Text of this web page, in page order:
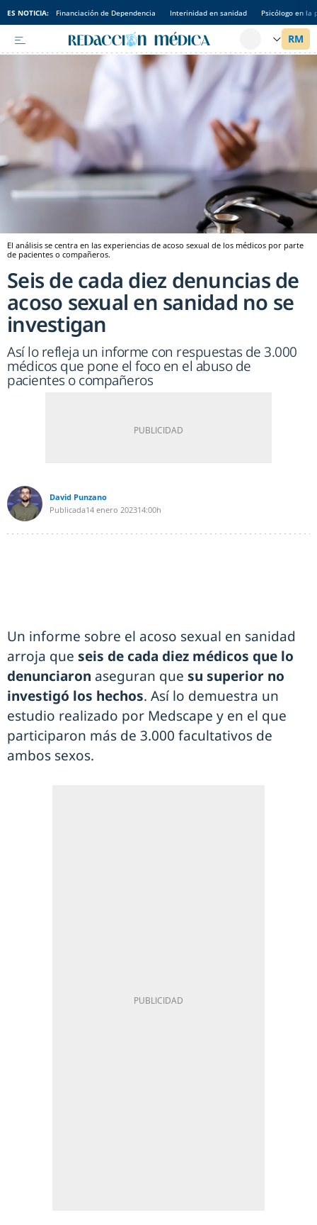
ES NOTICIA: Financiación de Dependencia Interinidad en sanidad Psicólogo en la
El análisis se centra en las experiencias de acoso sexual de los médicos por parte
de pacientes o compañeros.
Seis de cada diez denuncias de
acoso sexual en sanidad no se
investigan
Así lo refleja un informe con respuestas de 3.000
médicos que pone el foco en el abuso de
pacientes o compañeros
David Punzano
Publicada14 enero 202314:00h
Un informe sobre el acoso sexual en sanidad
arroja que seis de cada diez médicos que lo
denunciaron aseguran que su superior no
investigó los hechos. Así lo demuestra un
estudio realizado por Medscape y en el que
participaron más de 3.000 facultativos de
ambos sexos.